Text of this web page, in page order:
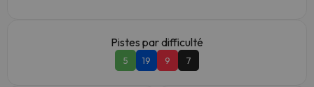
Pistes par difficulté
5 19 9 7